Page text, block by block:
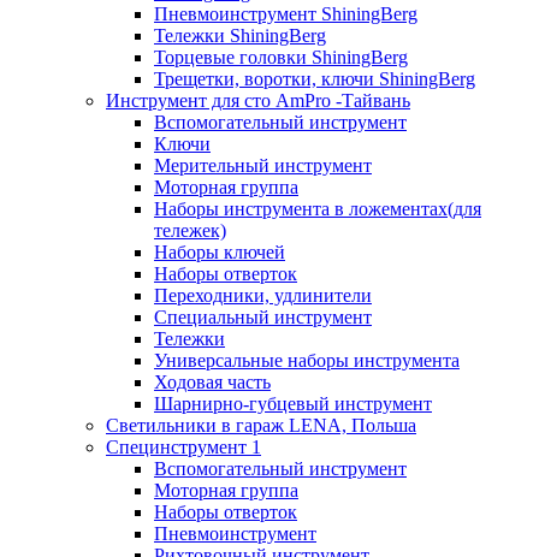
Пневмоинструмент ShiningBerg
Тележки ShiningBerg
Торцевые головки ShiningBerg
Трещетки, воротки, ключи ShiningBerg
Инструмент для сто AmPro -Тайвань
Вспомогательный инструмент
Ключи
Мерительный инструмент
Моторная группа
Наборы инструмента в ложементах(для
тележек)
Наборы ключей
Наборы отверток
Переходники, удлинители
Специальный инструмент
Тележки
Универсальные наборы инструмента
Ходовая часть
Шарнирно-губцевый инструмент
Светильники в гараж LENA, Польша
Специнструмент 1
Вспомогательный инструмент
Моторная группа
Наборы отверток
Пневмоинструмент